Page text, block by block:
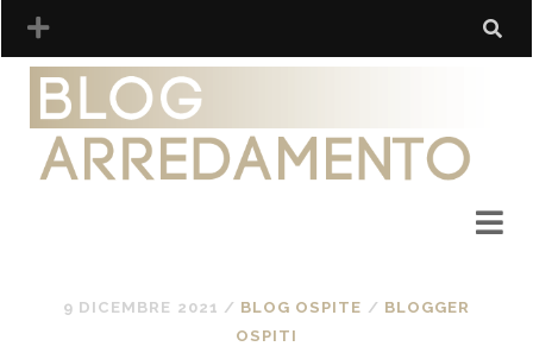
9 DICEMBRE 2021 / BLOG OSPITE / BLOGGER
OSPITI